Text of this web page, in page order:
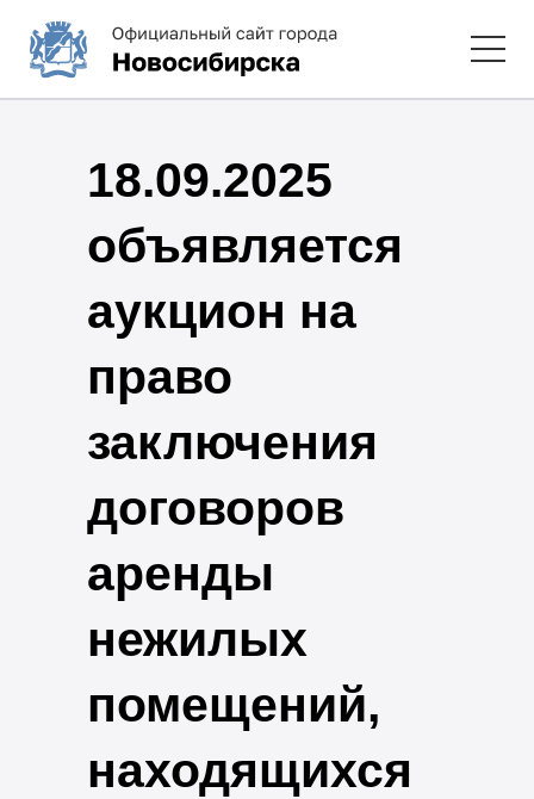
18.09.2025
объявляется
аукцион на
право
заключения
договоров
аренды
нежилых
помещений,
находящихся